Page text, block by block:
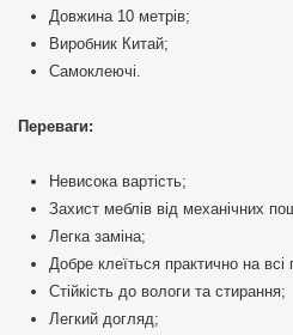
Довжина 10 метрів;
Виробник Китай;
Самоклеючі.
Переваги:
Невисока вартість;
Захист меблів від механічних
Легка заміна;
Добре клеїться практично на всі
Стійкість до вологи та стирання;
Легкий догляд;